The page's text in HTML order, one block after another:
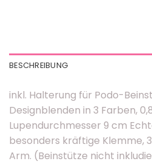
BESCHREIBUNG
inkl. Halterung für Podo-
Designblenden in 3 Farben,
Lupendurchmesser 9 cm
besonders kräftige Klemme,
Arm. (Beinstütze nicht